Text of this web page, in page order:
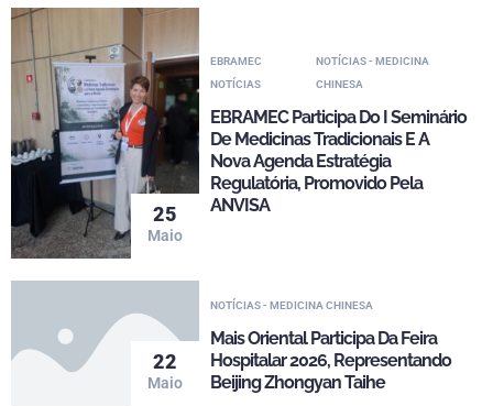
25
Maio
EBRAMEC
NOTÍCIAS
NOTÍCIAS - MEDICINA
CHINESA
EBRAMEC Participa Do I Seminário
De Medicinas Tradicionais E A
Nova Agenda Estratégia
Regulatória, Promovido Pela
ANVISA
22
Maio
NOTÍCIAS - MEDICINA CHINESA
Mais Oriental Participa Da Feira
Hospitalar 2026, Representando
Beijing Zhongyan Taihe